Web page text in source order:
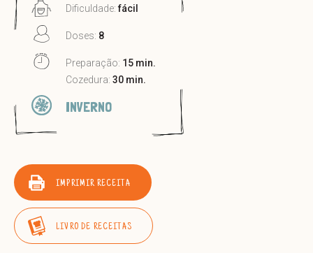
Dificuldade:fácil
Doses: 8
Preparação: 15 min.
Cozedura: 30 min.
INVERNO
IMPRIMIR RECEITA
LIVRO DE RECEITAS